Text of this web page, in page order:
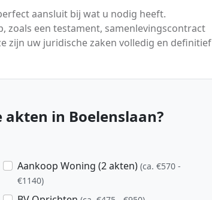
aansluit bij wat u nodig heeft.
zoals een testament, samenlevingscontract
zijn uw juridische zaken volledig en definitief
in Boelenslaan?
Aankoop Woning (2 akten) (ca. €570 -
€1140)